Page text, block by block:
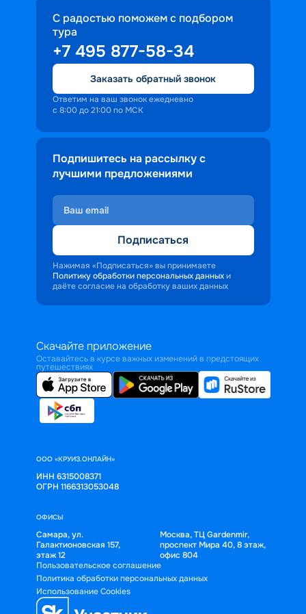
С радостью поможем с подбором
тура
+7 495 877-58-34
Заказать обратный звонок
Ответим на ваш звонок ежедневно
с 8:00 до 21:00 по МСК
Подпишитесь на рассылку с
лучшими предложениями
Подписаться
Нажимая «Подписаться» вы принимаете
Политику обработки персональных данных и
даёте согласие на обработку ваших данных
Скачайте приложение
Оставайтесь в курсе важных изменений в предстоящих
путешествиях
ООО «КРУИЗ.ОНЛАЙН»
ИНН 6315008371
ОГРН 1166313053048
ОФИСЫ
Самара, ул.
Галактионовская 157,
этаж 12
Москва, ТЦ Gardenmir,
проспект Мира 40, 8 этаж,
офис 804
Пользовательское соглашение
Политика обработки персональных данных
Использование Cookies